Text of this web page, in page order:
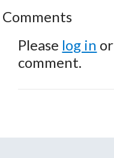
Comments
Please log in or
comment.